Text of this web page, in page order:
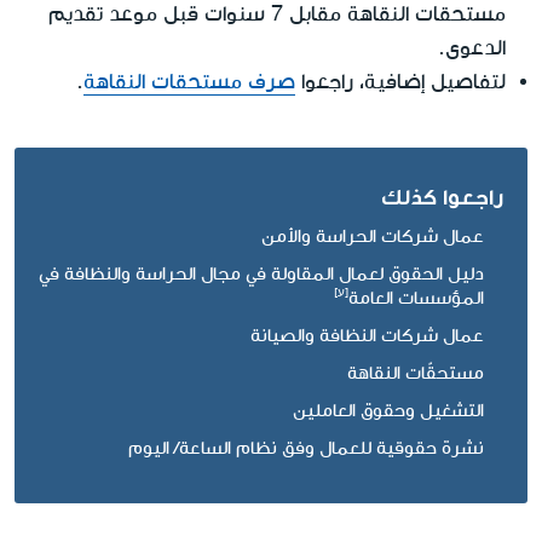
مستحقات النقاهة مقابل 7 سنوات قبل موعد تقديم
الدعوى.
لتفاصيل إضافية، راجعوا صرف مستحقات النقاهة.
راجعوا كذلك
عمال شركات الحراسة والأمن
دليل الحقوق لعمال المقاولة في مجال الحراسة والنظافة في
المؤسسات العامة
عمال شركات النظافة والصيانة
مستحقّات النقاهة
التشغيل وحقوق العاملين
نشرة حقوقية للعمال وفق نظام الساعة/ اليوم